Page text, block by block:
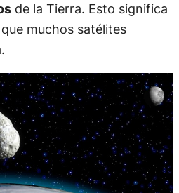
de la Tierra. Esto significa
muchos satélites